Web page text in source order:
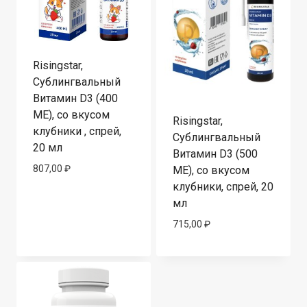
Risingstar,
Сублингвальный
Витамин D3 (400
ME), со вкусом
клубники , спрей,
20 мл
807,00 ₽
Risingstar,
Сублингвальный
Витамин D3 (500
МЕ), со вкусом
клубники, спрей, 20
мл
715,00 ₽